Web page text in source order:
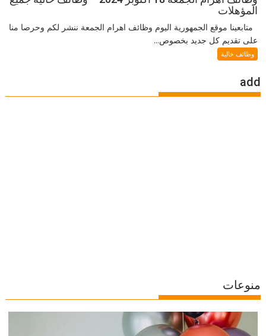
المؤهلات
متابعينا موقع الجمهورية اليوم وظائف اهرام الجمعة ننشر لكم وحرصا منا
على تقديم كل جديد بخصوص...
وظائف خالية
add
منوعات